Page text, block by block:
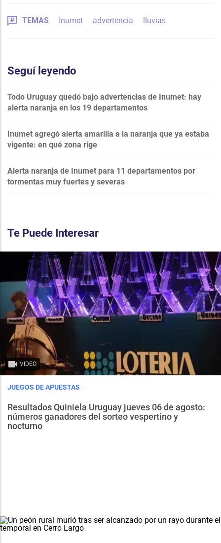
TEMAS Inumet advertencia lluvias
Seguí leyendo
Todo Uruguay quedó bajo advertencias de Inumet: hay
alerta naranja en los 19 departamentos
Inumet agregó alerta amarilla a la naranja que ya estaba
vigente: en qué zona rige
Alerta naranja de Inumet para 11 departamentos por
tormentas muy fuertes y severas
Te Puede Interesar
VIDEO
JUEGOS DE APUESTAS
Resultados Quiniela Uruguay jueves 06 de agosto:
números ganadores del sorteo vespertino y
nocturno